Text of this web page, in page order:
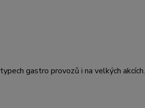
gastro provozů i na velkých akcích.